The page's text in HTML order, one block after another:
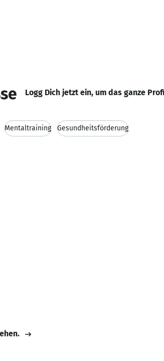
Logg Dich jetzt ein, um das ganze
Mentaltraining Gesundheitsförderung